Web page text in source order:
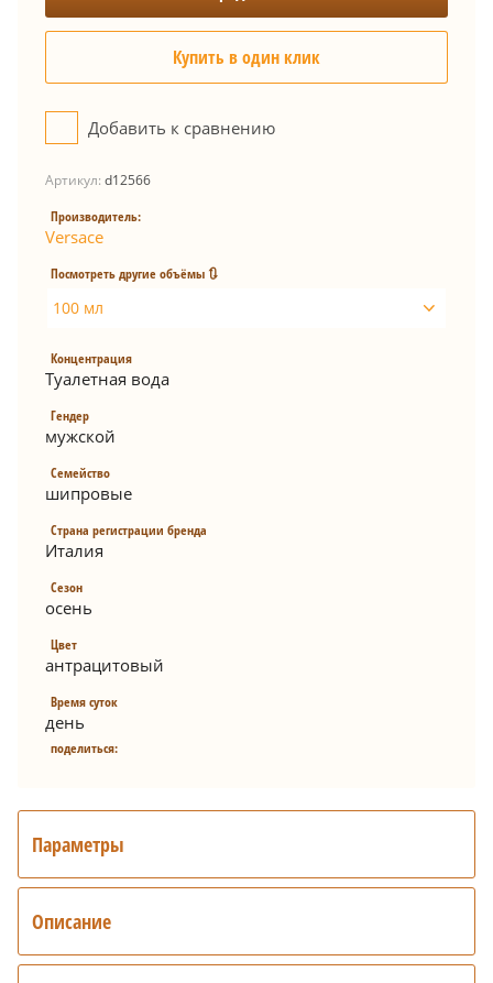
Купить в один клик
Добавить к сравнению
Артикул: d12566
Производитель:
Versace
Посмотреть другие объёмы 🔃
100 мл
Концентрация
Туалетная вода
Гендер
мужской
Семейство
шипровые
Страна регистрации бренда
Италия
Сезон
осень
Цвет
антрацитовый
Время суток
день
поделиться:
Параметры
Описание